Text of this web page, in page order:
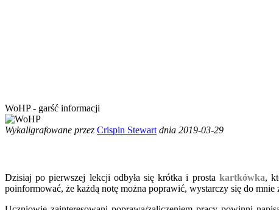
WoHP - garść informacji
Wykaligrafowane przez Crispin Stewartdnia 2019-03-29
Dzisiaj po pierwszej lekcji odbyła się krótka i prosta kartkówka,
poinformować, że każdą notę można poprawić, wystarczy się do mnie